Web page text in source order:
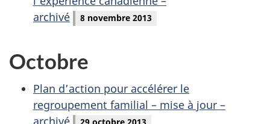
archivé
8 novembre 2013
Octobre
Plan d’action pour accélérer le
regroupement familial – mise à jour –
archivé